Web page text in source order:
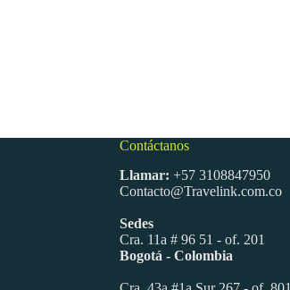
Contáctanos
Llamar:+57 3108847950
Contacto@Travelink.com.co
Sedes
Cra. 11a # 96 51 - of. 201
Bogotá - Colombia